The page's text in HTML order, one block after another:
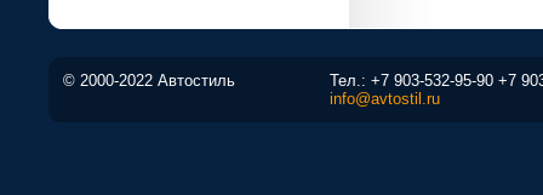
© 2000-2022 Автостиль Тел.: +7 903-532-95-90 +7
info@avtostil.ru